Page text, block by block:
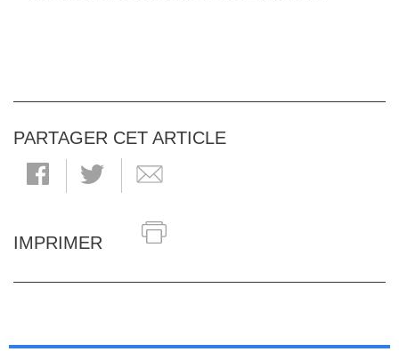
PARTAGER CET ARTICLE
IMPRIMER